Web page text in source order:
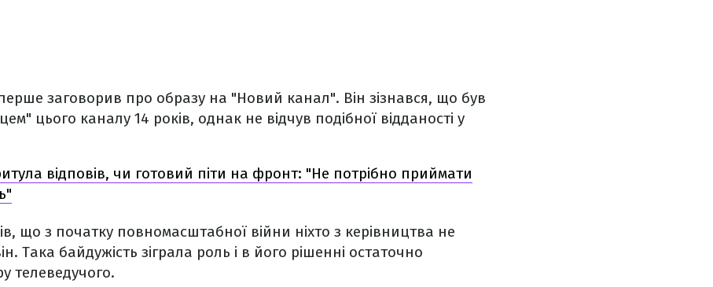
заговорив про образу на "Новий канал". Він зізнався, що був
цього каналу 14 років, однак не відчув подібної відданості у
відповів, чи готовий піти на фронт: "Не потрібно приймати
що з початку повномасштабної війни ніхто з керівництва не
Така байдужість зіграла роль і в його рішенні остаточно
телеведучого.